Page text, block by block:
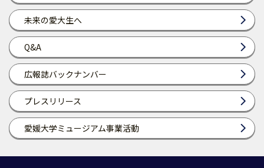
未来の愛大生へ
Q&A
広報誌バックナンバー
プレスリリース
愛媛大学ミュージアム事業活動